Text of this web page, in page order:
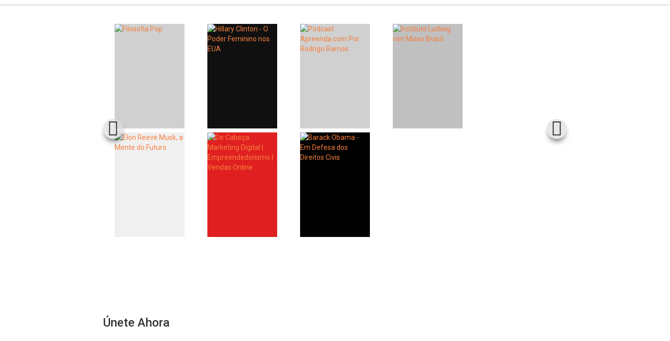
Únete Ahora